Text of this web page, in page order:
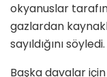
okyanuslar
gazlardan
sayıldığını söyledi.
Başka davalar